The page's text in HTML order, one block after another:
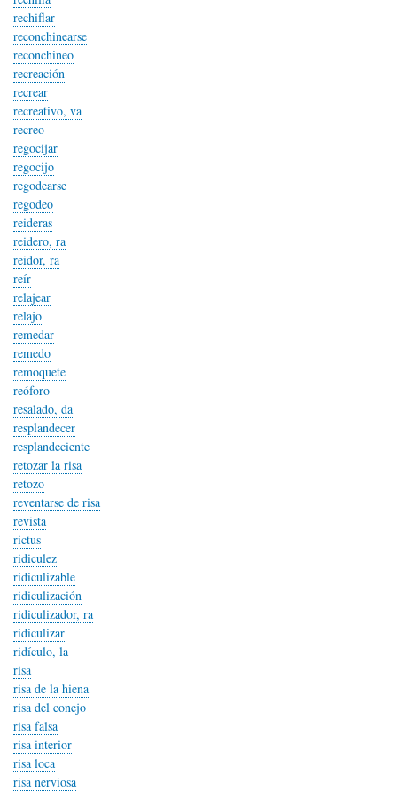
rechiflar
reconchinearse
reconchineo
recreación
recrear
recreativo, va
recreo
regocijar
regocijo
regodearse
regodeo
reideras
reidero, ra
reidor, ra
reír
relajear
relajo
remedar
remedo
remoquete
reóforo
resalado, da
resplandecer
resplandeciente
retozar la risa
retozo
reventarse de risa
revista
rictus
ridiculez
ridiculizable
ridiculización
ridiculizador, ra
ridiculizar
ridículo, la
risa
risa de la hiena
risa del conejo
risa falsa
risa interior
risa loca
risa nerviosa